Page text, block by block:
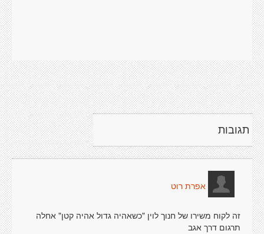
תגובות
אפרת רוט
זה לקוח משירו של חנוך לוין "כשאהיה גדול אהיה קטן" אחלה
תרגום דרך אגב